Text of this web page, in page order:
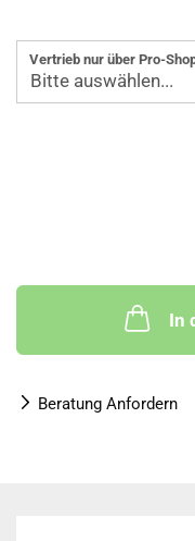
Vertrieb nur über Pro-
In
Beratung Anfordern